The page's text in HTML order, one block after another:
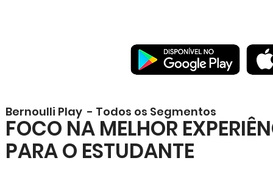
Bernoulli Play - Todos os Segmentos
FOCO NA MELHOR
PARA O ESTUDANTE